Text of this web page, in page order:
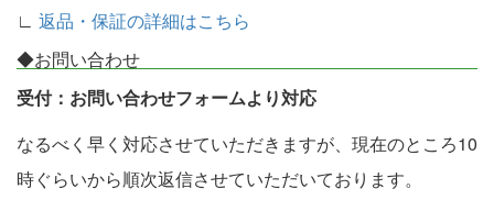
∟ 返品・保証の詳細はこちら
◆お問い合わせ
受付：お問い合わせフォームより対応
なるべく早く対応させていただきますが、現在のところ10
時ぐらいから順次返信させていただいております。